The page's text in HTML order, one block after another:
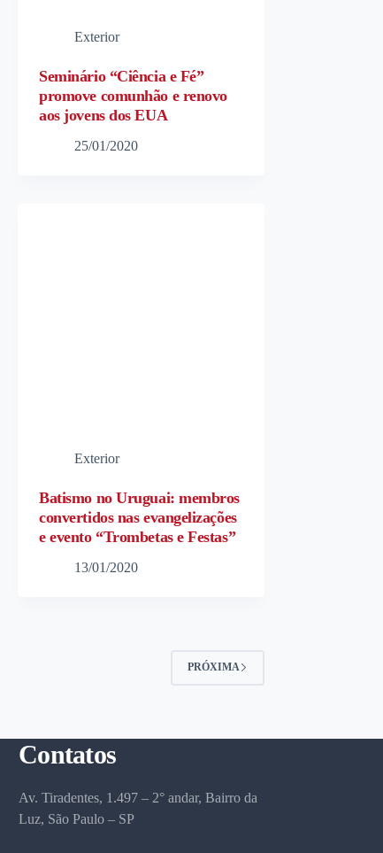
Exterior
Seminário “Ciência e Fé”
promove comunhão e renovo
aos jovens dos EUA
25/01/2020
Exterior
Batismo no Uruguai: membros
convertidos nas evangelizações
e evento “Trombetas e Festas”
13/01/2020
PRÓXIMA
Contatos
Av. Tiradentes, 1.497 – 2° andar, Bairro da
Luz, São Paulo – SP